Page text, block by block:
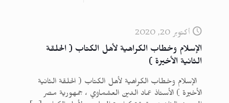
أكتوبر 20, 2020
الإسلام وخطاب الكراهية لأهل الكتاب ( الحلقة
الثانية الأخيرة )
الإسلام وخطاب الكراهية لأهل الكتاب ( الحلقة الثانية
الأخيرة ) الأستاذ عماد الدين العشماوي ، جمهورية مصر